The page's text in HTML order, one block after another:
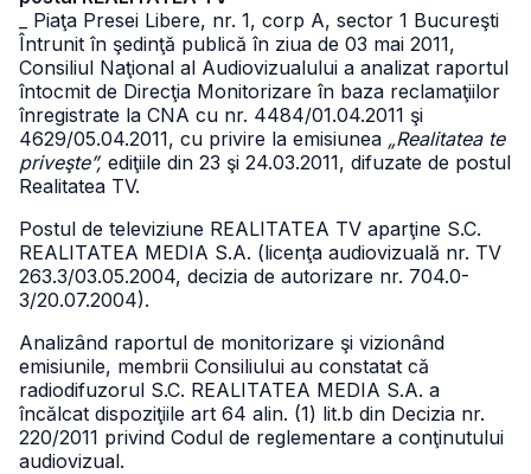
_ Piaţa Presei Libere, nr. 1, corp A, sector 1 Bucureşti
Întrunit în şedinţă publică în ziua de 03 mai 2011,
Consiliul Naţional al Audiovizualului a analizat raportul
întocmit de Direcţia Monitorizare în baza reclamaţiilor
înregistrate la CNA cu nr. 4484/01.04.2011 şi
4629/05.04.2011, cu privire la emisiunea „Realitatea te
priveşte”, ediţiile din 23 şi 24.03.2011, difuzate de postul
Realitatea TV.
Postul de televiziune REALITATEA TV aparţine S.C.
REALITATEA MEDIA S.A. (licenţa audiovizuală nr. TV
263.3/03.05.2004, decizia de autorizare nr. 704.0-
3/20.07.2004).
Analizând raportul de monitorizare şi vizionând
emisiunile, membrii Consiliului au constatat că
radiodifuzorul S.C. REALITATEA MEDIA S.A. a
încălcat dispoziţiile art 64 alin. (1) lit.b din Decizia nr.
220/2011 privind Codul de reglementare a conţinutului
audiovizual.